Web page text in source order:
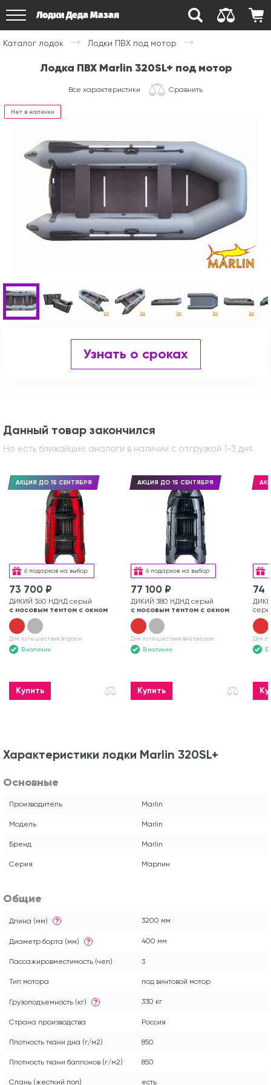
Лодки Деда Мазая
Каталог лодок Лодки ПВХ под мотор
Лодка ПВХ Marlin 320SL+ под мотор
Все характеристики Сравнить
Нет в наличии
Узнать о сроках
Данный товар закончился
Но есть ближайшие аналоги в наличии с отгрузкой 1-3 дня.
6 подарков на выбор
АКЦИЯ ДО 15 СЕНТЯБРЯ
73 700 ₽
ДИКИЙ 360 НДНД серый
с носовым тентом с окном
Для путешествия втроем
В наличии
Купить
6 подарков на выбор
АКЦИЯ ДО 15 СЕНТЯБРЯ
77 100 ₽
ДИКИЙ 380 НДНД серый
с носовым тентом с окном
Для путешествия вчетвером
В наличии
Купить
74
Для
В
Характеристики лодки Marlin 320SL+
Основные
Производитель Marlin
Модель Marlin
Бренд Marlin
Серия Марлин
Общие
Длина (мм) ? 3200 мм
Диаметр борта (мм) ? 400 мм
Пассажировместимость (чел) 3
Тип мотора под винтовой мотор
Грузоподъемность (кг) ? 330 кг
Страна производства Россия
Плотность ткани дна (г/м2) 850
Плотность ткани баллонов (г/м2) 850
Слань (жесткий пол) есть